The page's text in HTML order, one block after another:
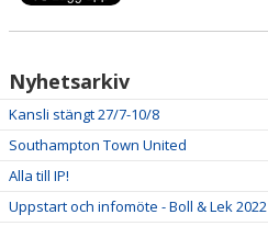
Nyhetsarkiv
Kansli stängt 27/7-10/8
Southampton Town United
Alla till IP!
Uppstart och infomöte - Boll & Lek 2022